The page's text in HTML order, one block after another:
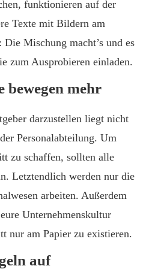
funktionieren auf der
Texte mit Bildern am
Mischung macht’s und es
zum Ausprobieren einladen.
bewegen mehr
darzustellen liegt nicht
Personalabteilung. Um
zu schaffen, sollten alle
Letztendlich werden nur die
arbeiten. Außerdem
Unternehmenskultur
nur am Papier zu existieren.
auf